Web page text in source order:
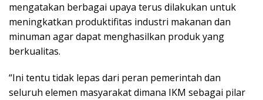
mengatakan berbagai upaya terus dilakukan untuk
meningkatkan produktifitas industri makanan dan
minuman agar dapat menghasilkan produk yang
berkualitas.
“Ini tentu tidak lepas dari peran pemerintah dan
seluruh elemen masyarakat dimana IKM sebagai pilar